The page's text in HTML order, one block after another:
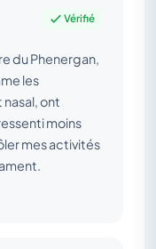
Vérifié
du Phenergan,
les
ont
moins
mes activités